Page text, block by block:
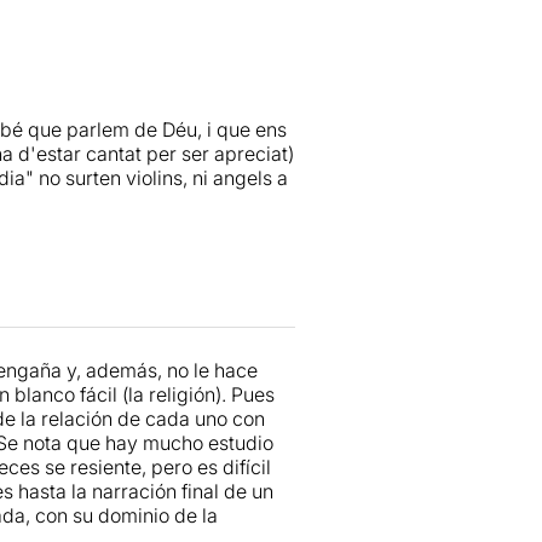
que tenim tots nosaltres
d’algun ésser superior.
seva existència, per poder
la vida.
dona que pateix una crisi
l’humor, posseeix un gran
li agrada el que fa. S’ho
que parlem de Déu, i que ens
d'estar cantat per ser apreciat)
no surten violins, ni angels a
Amb un inici suggestiu i
caiguda als inferns que m'ha
y, además, no le hace
blanco fácil (la religión). Pues
la relación de cada uno con
nota que hay mucho estudio
se resiente, pero es difícil
hasta la narración final de un
con su dominio de la